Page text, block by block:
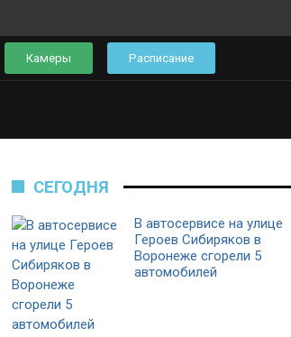
Камеры Расписание
СЕГОДНЯ
В автосервисе на улице
Героев Сибиряков в
Воронеже сгорели 5
автомобилей